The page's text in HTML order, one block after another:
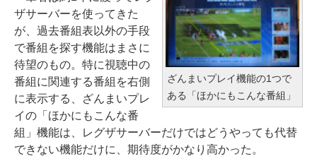
ざんまいプレイ機能の1つで
ある「ほかにもこんな番組」
ザサーバーを使ってきた
が、過去番組表以外の手段
で番組を探す機能はまさに
待望のもの。特に視聴中の
番組に関連する番組を右側
に表示する、ざんまいプレ
イの「ほかにもこんな番
組」機能は、レグザサーバーだけではどうやっても代替
できない機能だけに、期待度がかなり高かった。